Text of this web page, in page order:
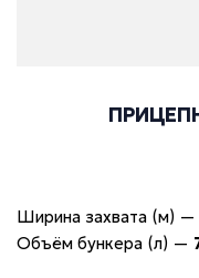
Ширина захвата (м) —
Объём бункера (л) —